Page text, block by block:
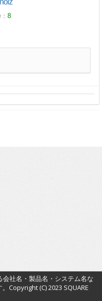
8
会社名・製品名・システム名な
Copyright (C) 2023 SQUARE